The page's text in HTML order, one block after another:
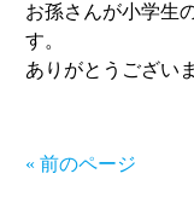
お孫さんが小学生
す。
ありがとうござい
« 前のページ